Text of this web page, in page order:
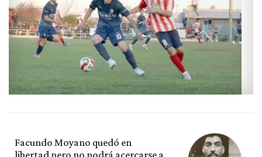
Facundo Moyano quedó en
libertad pero no podrá acercarse a